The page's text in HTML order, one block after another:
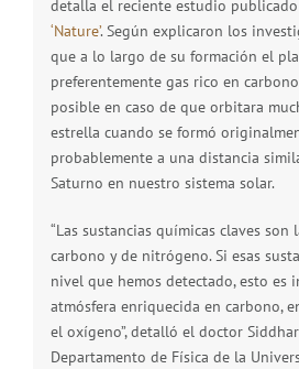
detalla el reciente estudio
‘Nature’. Según explicaron los
que a lo largo de su formación el
preferentemente gas rico en
posible en caso de que orbitara
estrella cuando se formó
probablemente a una distancia
Saturno en nuestro sistema solar.
“Las sustancias químicas claves son
carbono y de nitrógeno. Si esas
nivel que hemos detectado, esto es
atmósfera enriquecida en carbono,
el oxígeno”, detalló el doctor
Departamento de Física de la